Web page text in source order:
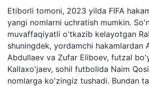
Etiborli tomoni, 2023 yilda FIFA
yangi nomlarni uchratish mumkin.
muvaffaqiyatli o'tkazib kelayotgan
shuningdek, yordamchi hakamlardan
Abdullaev va Zufar Eliboev, futzal
Kallaxo'jaev, sohil futbolida Naim
nomlarga ko'zingiz tushadi. Bundan